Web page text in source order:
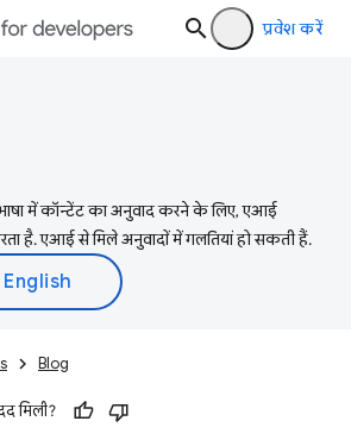
प्रवेश करें
में कॉन्टेंट का अनुवाद करने के लिए, एआई
है. एआई से मिले अनुवादों में गलतियां हो सकती हैं.
Blog
मिली?